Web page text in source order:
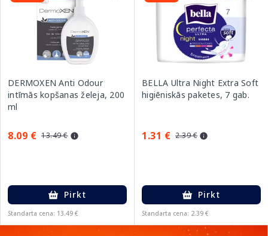
DERMOXEN Anti Odour
intīmās kopšanas želeja, 200
ml
8.09 € 13.49 €
Pirkt
Standarta cena: 13.49 €
BELLA Ultra Night Extra Soft
higiēniskās paketes, 7 gab.
1.31 € 2.39 €
Pirkt
Standarta cena: 2.39 €